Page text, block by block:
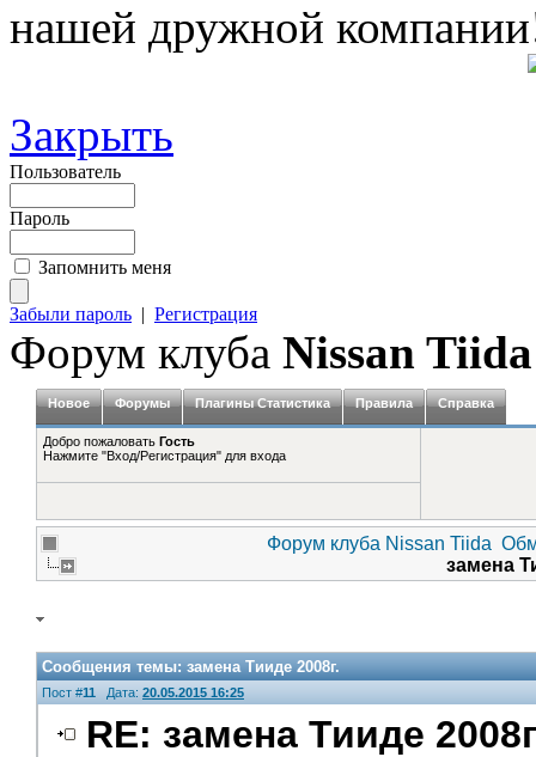
нашей дружной
Закрыть
Пользователь
Пароль
Запомнить меня
Забыли пароль | Регистрация
Форум клуба Nissan Tiida
Новое Форумы Плагины Статистика Правила Справка
Добро пожаловать Гость
Нажмите "Вход/Регистрация" для входа
Форум клуба Nissan Tiida
замена
Сообщения темы:замена Тииде 2008г.
Пост #11 Дата: 20.05.2015 16:25
RE: замена Тииде